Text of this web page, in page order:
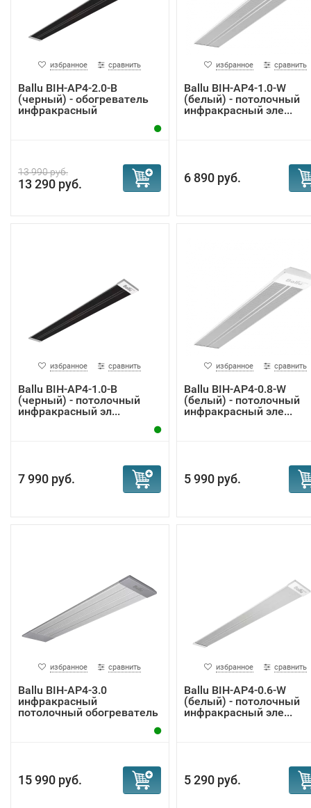
избранное сравнить
Ballu BIH-AP4-2.0-B
(черный) - обогреватель
инфракрасный
13 990 руб.
13 290 руб.
избранное сравнить
Ballu BIH-AP4-1.0-W
(белый) - потолочный
инфракрасный эле...
6 890 руб.
избранное сравнить
Ballu BIH-AP4-1.0-В
(черный) - потолочный
инфракрасный эл...
7 990 руб.
избранное сравнить
Ballu BIH-AP4-0.8-W
(белый) - потолочный
инфракрасный эле...
5 990 руб.
избранное сравнить
Ballu BIH-AP4-3.0
инфракрасный
потолочный обогреватель
15 990 руб.
избранное сравнить
Ballu BIH-AP4-0.6-W
(белый) - потолочный
инфракрасный эле...
5 290 руб.